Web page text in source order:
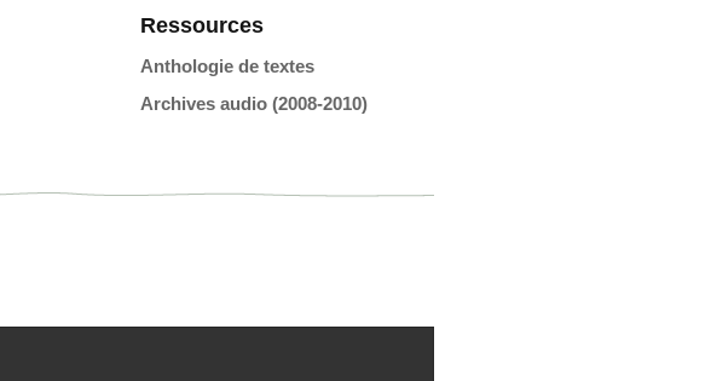
Ressources
Anthologie de textes
Archives audio (2008-2010)